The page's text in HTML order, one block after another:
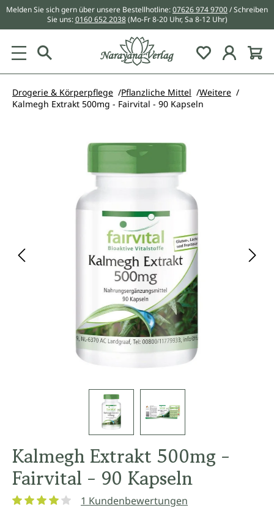
springen
Melden Sie sich gern über unsere Bestellhotline:07626 974 9700/ Schreiben
Sie uns:0160 652 2038 (Mo-Fr 8-20 Uhr, Sa 8-12 Uhr)
Du hast 0
Drogerie & Körperpflege Pflanzliche Mittel
Weitere
Kalmegh Extrakt 500mg - Fairvital - 90 Kapseln
Kalmegh Extrakt 500mg -
Fairvital - 90 Kapseln
1 Kundenbewertungen